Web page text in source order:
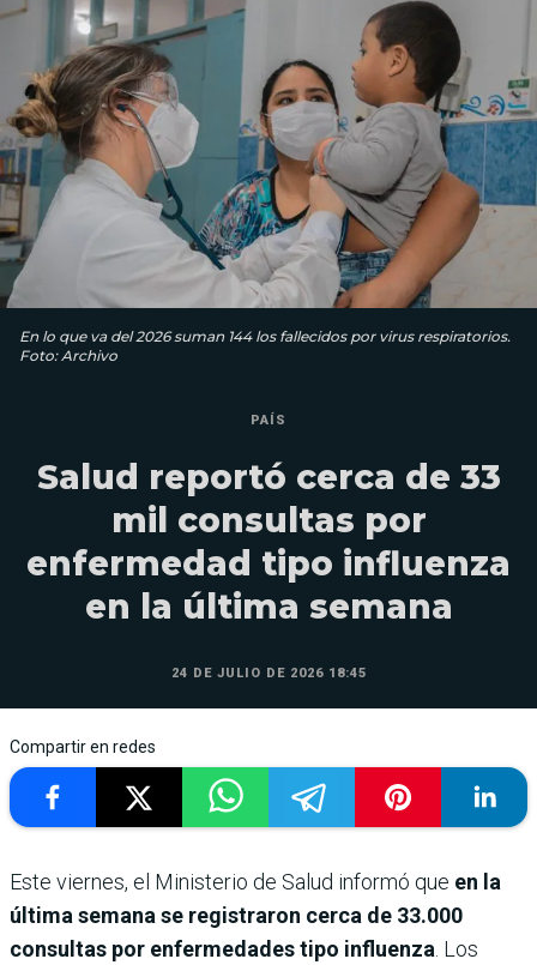
En lo que va del 2026 suman 144 los fallecidos por virus respiratorios.
Foto: Archivo
PAÍS
Salud reportó cerca de 33
mil consultas por
enfermedad tipo influenza
en la última semana
24 DE JULIO DE 2026 18:45
Compartir en redes
Este viernes, el Ministerio de Salud informó que en la
última semana se registraron cerca de 33.000
consultas por enfermedades tipo influenza . Los